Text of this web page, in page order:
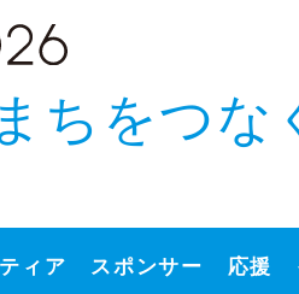
ちをつな
ィア スポンサー 応援